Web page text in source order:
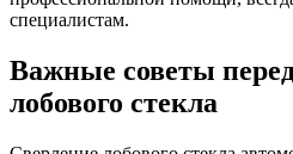
специалистам.
Важные советы
лобового стекла